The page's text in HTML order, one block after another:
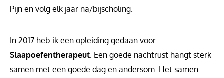
Pijn en volg elk jaar na/bijscholing.
In 2017 heb ik een opleiding gedaan voor
Slaapoefentherapeut. Een goede nachtrust hangt sterk
samen met een goede dag en andersom. Het samen